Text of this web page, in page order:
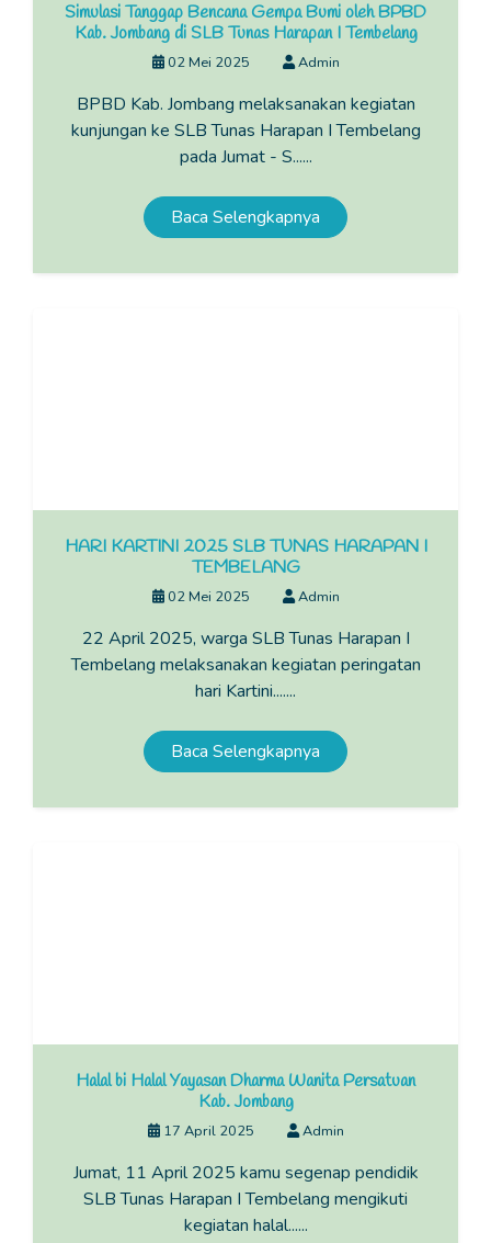
Simulasi Tanggap Bencana Gempa Bumi oleh BPBD
Kab. Jombang di SLB Tunas Harapan I Tembelang
02 Mei 2025 Admin
BPBD Kab. Jombang melaksanakan kegiatan
kunjungan ke SLB Tunas Harapan I Tembelang
pada Jumat - S......
Baca Selengkapnya
HARI KARTINI 2025 SLB TUNAS HARAPAN I
TEMBELANG
02 Mei 2025 Admin
22 April 2025, warga SLB Tunas Harapan I
Tembelang melaksanakan kegiatan peringatan
hari Kartini.......
Baca Selengkapnya
Halal bi Halal Yayasan Dharma Wanita Persatuan
Kab. Jombang
17 April 2025 Admin
Jumat, 11 April 2025 kamu segenap pendidik
SLB Tunas Harapan I Tembelang mengikuti
kegiatan halal......